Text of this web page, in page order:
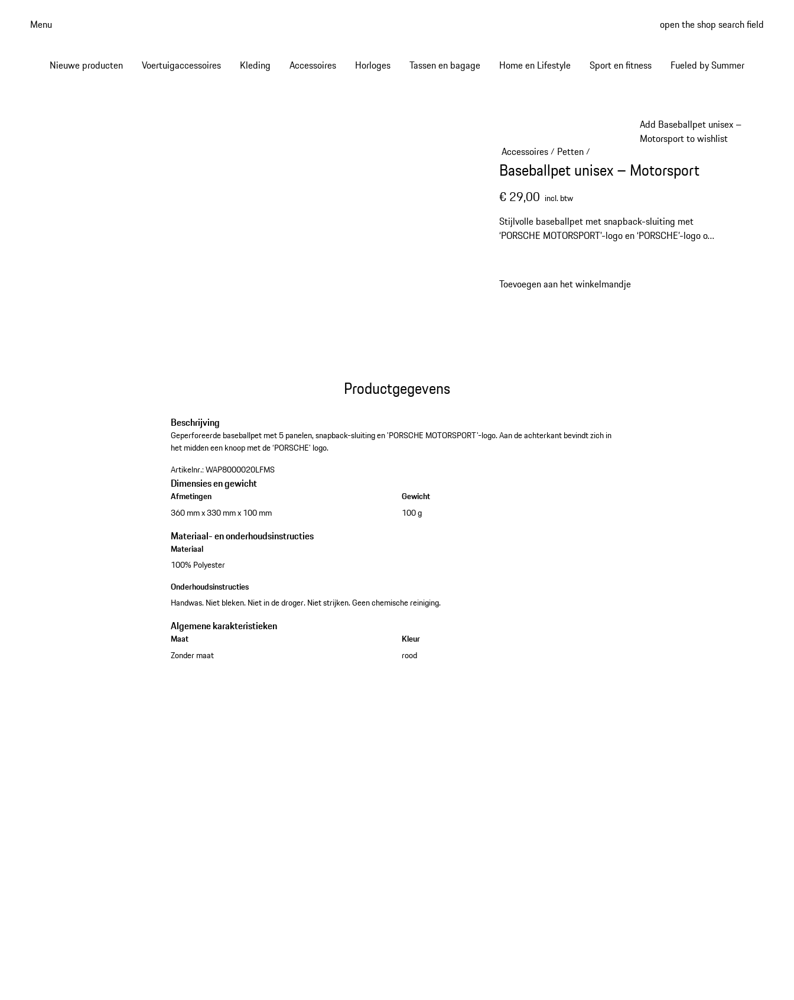
Menu open the shop search field
Nieuwe producten Voertuigaccessoires Kleding Accessoires Horloges Tassen en bagage Home en Lifestyle Sport en fitness Fueled by Summer
Add Baseballpet unisex –
Motorsport to wishlist
Accessoires/ Petten/
Baseballpet unisex – Motorsport
€ 29,00 incl. btw
Stijlvolle baseballpet met snapback-sluiting met
‘PORSCHE MOTORSPORT’-logo en ‘PORSCHE’-logo op
Toevoegen aan het winkelmandje
Productgegevens
Beschrijving
Geperforeerde baseballpet met 5 panelen, snapback-sluiting en 'PORSCHE MOTORSPORT'-logo. Aan de achterkant bevindt zich in
het midden een knoop met de ‘PORSCHE’ logo.
Artikelnr.:WAP8000020LFMS
Dimensies en gewicht
Afmetingen
360 mm x 330 mm x 100 mm
Gewicht
100 g
Materiaal- en onderhoudsinstructies
Materiaal
100% Polyester
Onderhoudsinstructies
Handwas. Niet bleken. Niet in de droger. Niet strijken. Geen chemische reiniging.
Algemene karakteristieken
Maat
Zonder maat
Kleur
rood